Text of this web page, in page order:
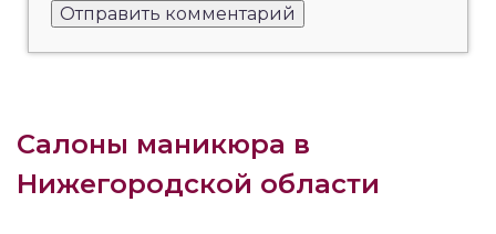
Салоны маникюра в
Нижегородской области